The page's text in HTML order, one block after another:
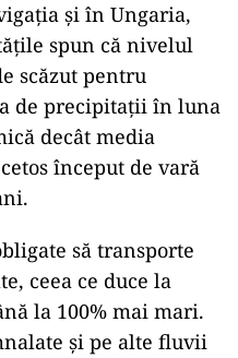
și în Ungaria,
spun că nivelul
scăzut pentru
de precipitații în luna
decât media
început de vară
să transporte
ceea ce duce la
la 100% mai mari.
și pe alte fluvii